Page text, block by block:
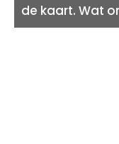
de kaart. Wat